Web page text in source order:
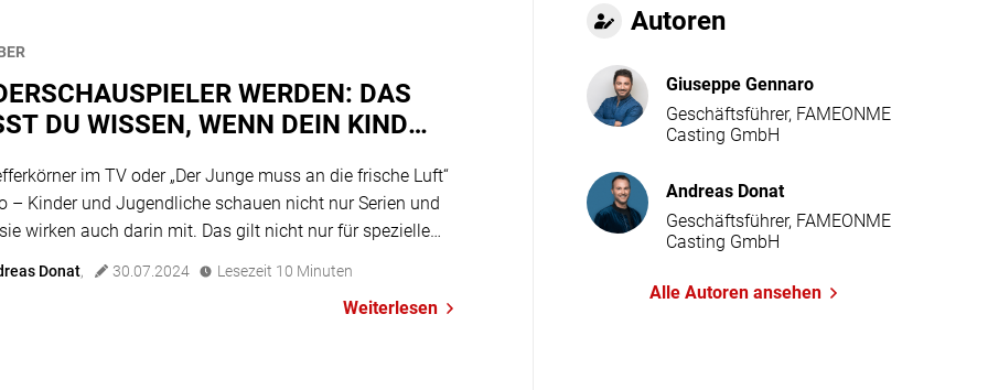
WERDEN: DAS
DU WISSEN, WENN DEIN KIND
im TV oder „Der Junge muss an die frische Luft“
– Kinder und Jugendliche schauen nicht nur Serien und
wirken auch darin mit. Das gilt nicht nur für spezielle
Dark oder den Tatort am Sonntagabend. Logisch, dass in
Donat, 30.07.2024 Lesezeit 10 Minuten
Weiterlesen
Autoren
Giuseppe Gennaro
Geschäftsführer, FAMEONME
Casting GmbH
Andreas Donat
Geschäftsführer, FAMEONME
Casting GmbH
Alle Autoren ansehen